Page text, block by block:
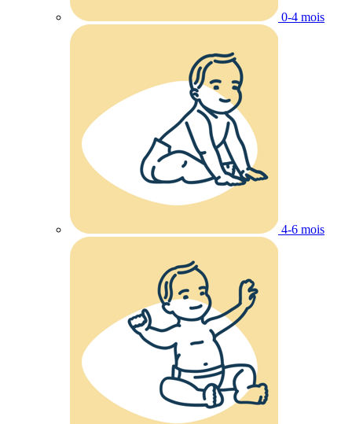
0-4 mois
4-6 mois